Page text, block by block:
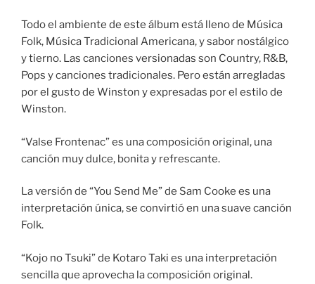
Todo el ambiente de este álbum está lleno de Música
Folk, Música Tradicional Americana, y sabor nostálgico
y tierno. Las canciones versionadas son Country, R&B,
Pops y canciones tradicionales. Pero están arregladas
por el gusto de Winston y expresadas por el estilo de
Winston.
“Valse Frontenac” es una composición original, una
canción muy dulce, bonita y refrescante.
La versión de “You Send Me” de Sam Cooke es una
interpretación única, se convirtió en una suave canción
Folk.
“Kojo no Tsuki” de Kotaro Taki es una interpretación
sencilla que aprovecha la composición original.